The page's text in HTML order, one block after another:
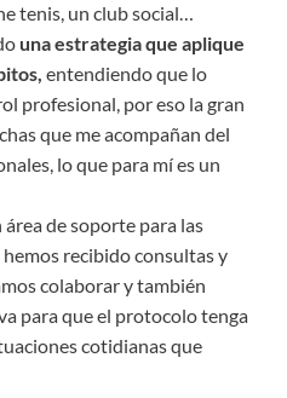
tenis, un club social…
una estrategia que aplique
entendiendo que lo
profesional, por eso la gran
que me acompañan del
lo que para mí es un
de soporte para las
hemos recibido consultas y
colaborar y también
para que el protocolo tenga
cotidianas que